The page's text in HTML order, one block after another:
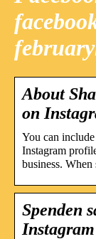
About
on
You can
Instagram
business.
Spenden